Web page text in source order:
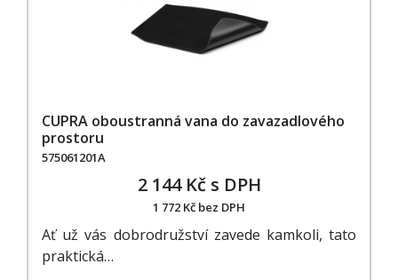
CUPRA oboustranná vana do zavazadlového
prostoru
575061201A
2 144 Kč s DPH
1 772 Kč bez DPH
Ať už vás dobrodružství zavede kamkoli, tato
praktická…